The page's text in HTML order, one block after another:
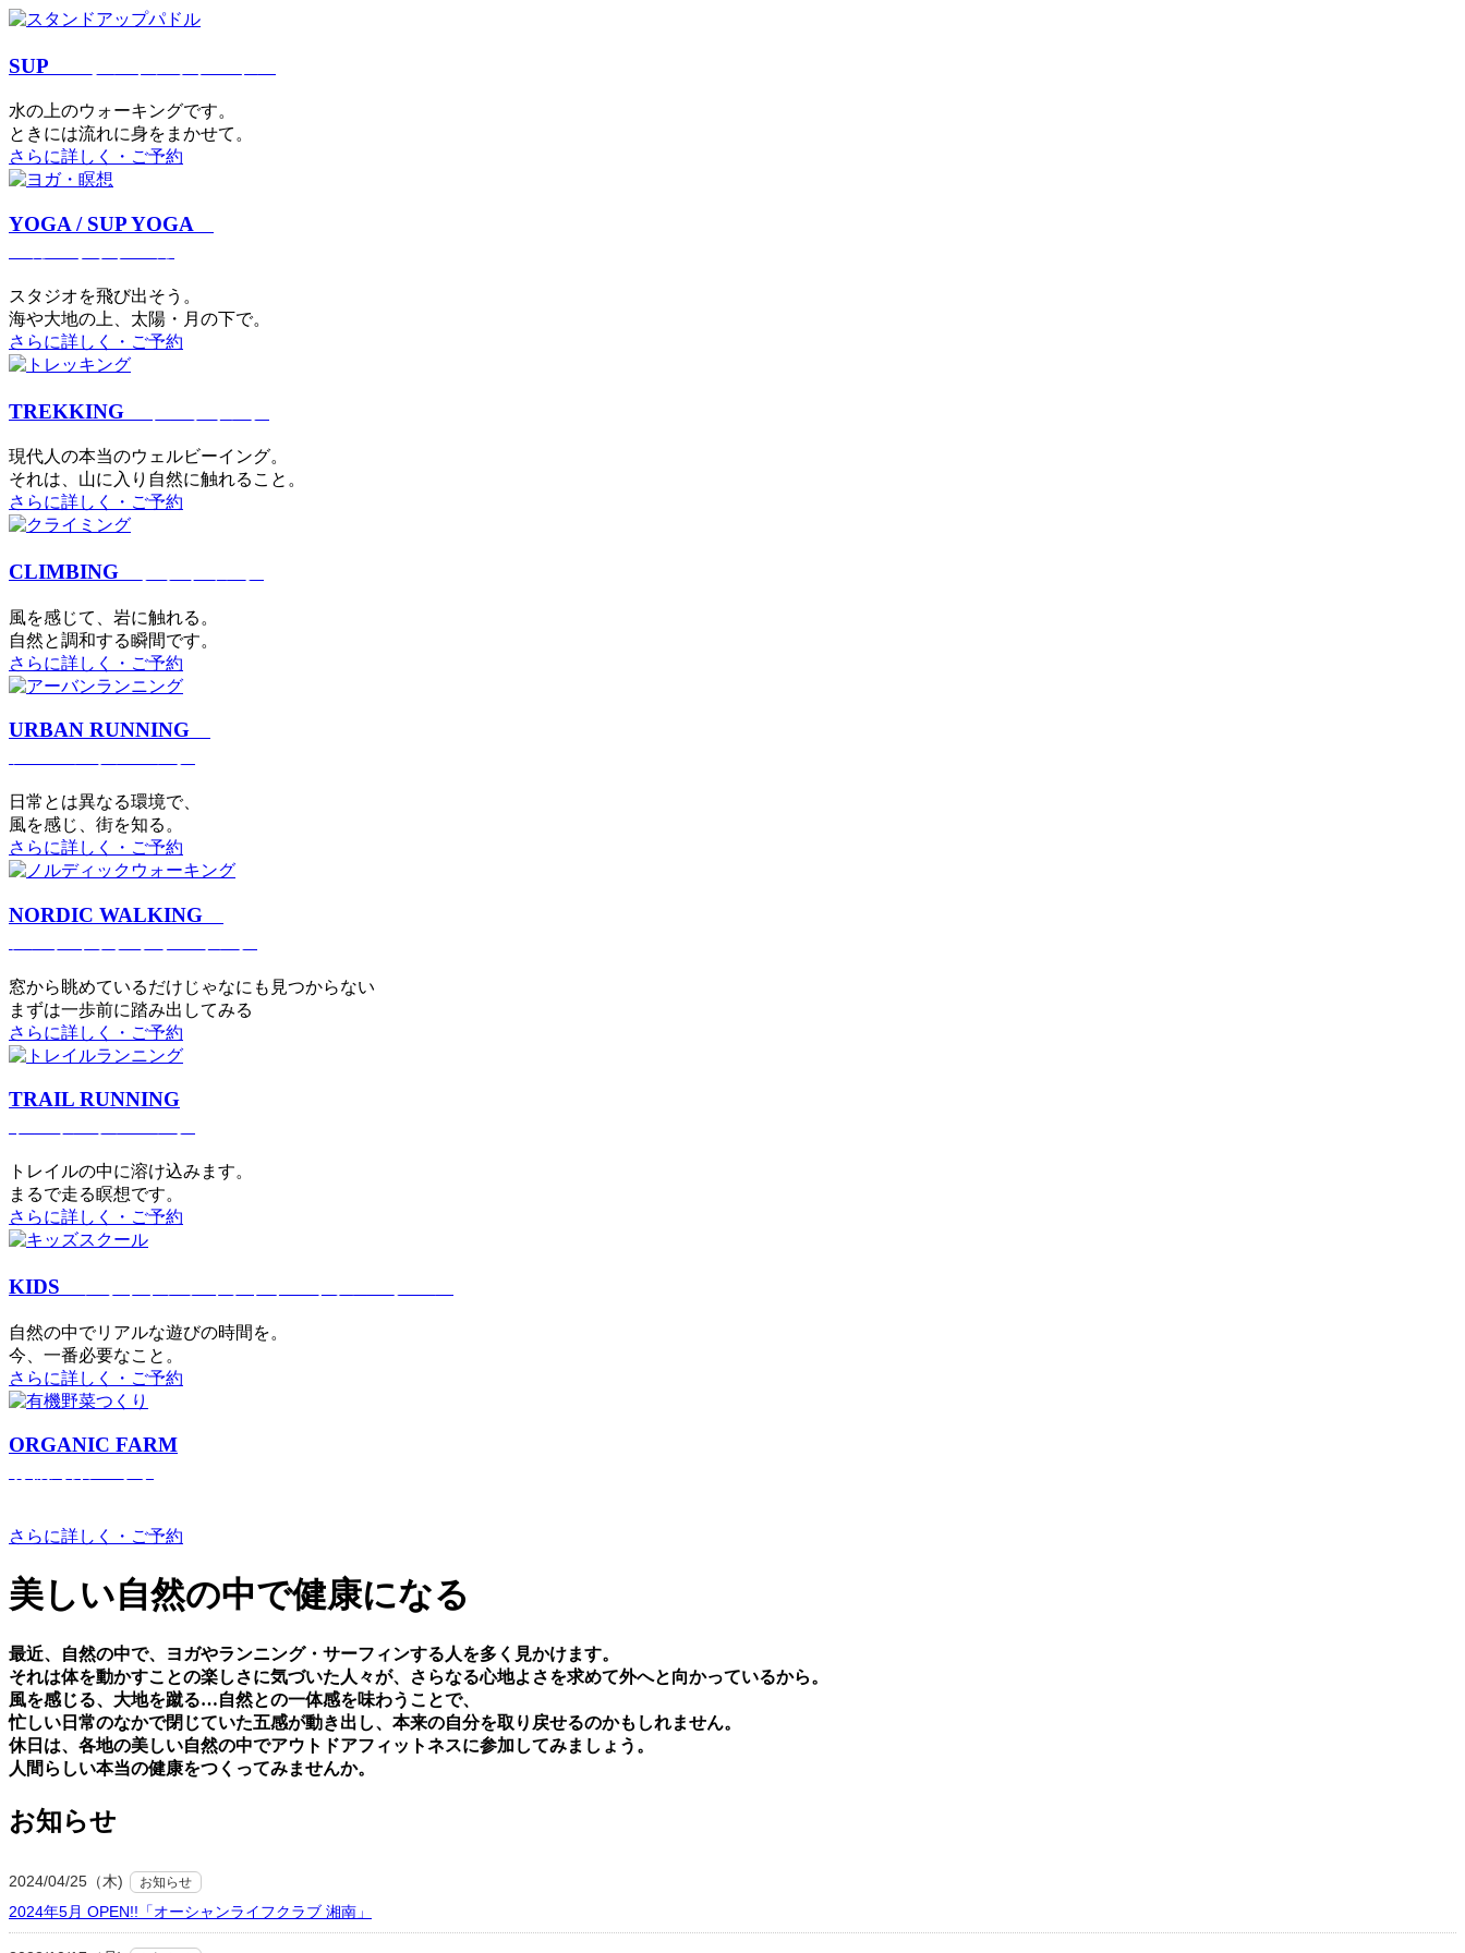
SUP
⽔の上のウォーキングです。
ときには流れに身をまかせて。
さらに詳しく・ご予約
YOGA / SUP YOGA
スタジオを⾶び出そう。
海や大地の上、太陽・⽉の下で。
さらに詳しく・ご予約
TREKKING
現代⼈の本当のウェルビーイング。
それは、⼭に⼊り⾃然に触れること。
さらに詳しく・ご予約
CLIMBING
⾵を感じて、岩に触れる。
⾃然と調和する瞬間です。
さらに詳しく・ご予約
URBAN RUNNING
日常とは異なる環境で、
風を感じ、街を知る。
さらに詳しく・ご予約
NORDIC WALKING
窓から眺めているだけじゃなにも見つからない
まずは一歩前に踏み出してみる
さらに詳しく・ご予約
TRAIL RUNNING
トレイルの中に溶け込みます。
まるで⾛る瞑想です。
さらに詳しく・ご予約
KIDS
⾃然の中でリアルな遊びの時間を。
今、⼀番必要なこと。
さらに詳しく・ご予約
ORGANIC FARM
さらに詳しく・ご予約
美しい⾃然の中で健康になる
最近、⾃然の中で、ヨガやランニング・サーフィンする⼈を多く⾒かけます。
それは体を動かすことの楽しさに気づいた⼈々が、さらなる⼼地よさを求めて外へと向かっているから。
⾵を感じる、⼤地を蹴る…⾃然との⼀体感を味わうことで、
忙しい⽇常のなかで閉じていた五感が動き出し、本来の⾃分を取り戻せるのかもしれません。
休⽇は、各地の美しい⾃然の中でアウトドアフィットネスに参加してみましょう。
⼈間らしい本当の健康をつくってみませんか。
お知らせ
2024/04/25（木) お知らせ
2024年5月 OPEN!!「オーシャンライフクラブ 湘南」